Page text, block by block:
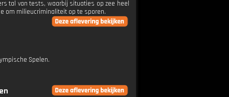
tal van tests, waarbij situaties op zee heel
om milieucriminaliteit op te sporen.
Spelen.